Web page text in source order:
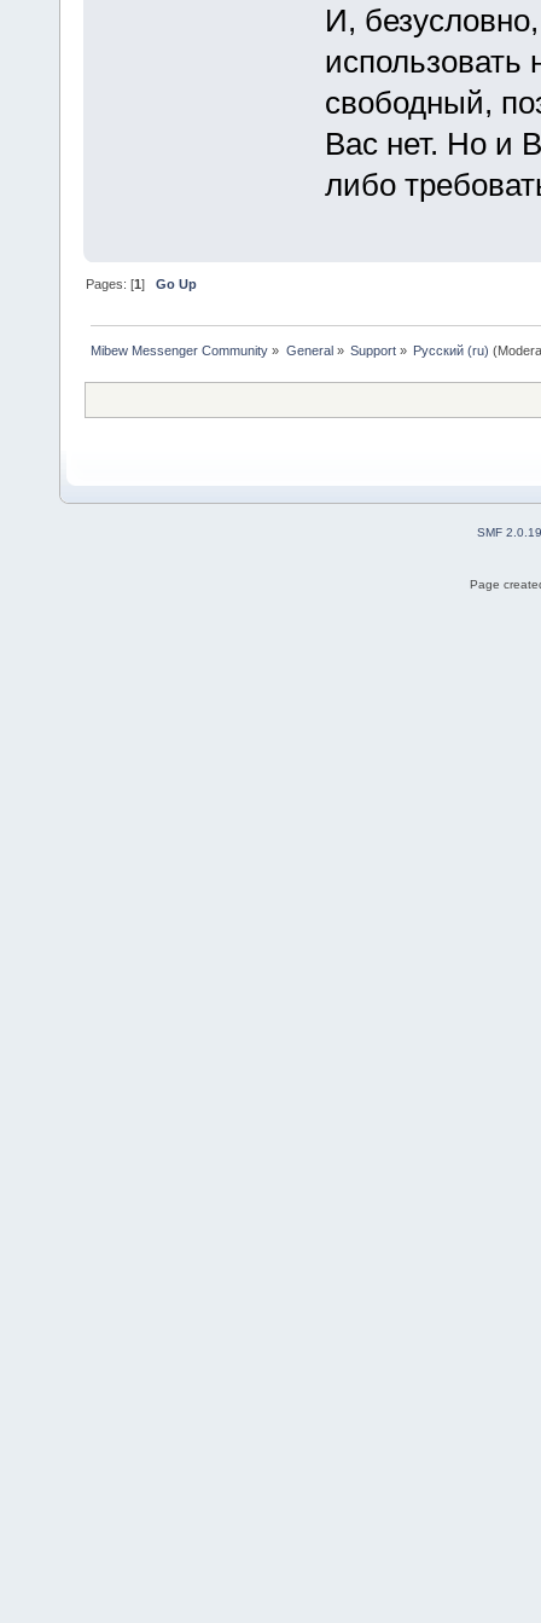
И,
свободный,
Вас нет. Но и
либо
Pages: [1]Go Up
Mibew Messenger Community » General» Support» Русский (ru)
SMF 2.0.19
Page